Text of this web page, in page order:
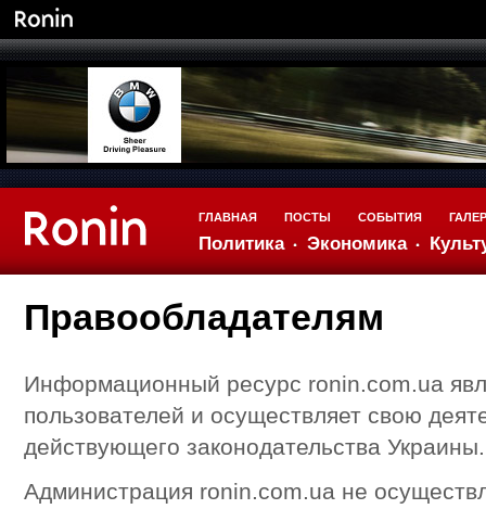
ГЛАВНАЯ
Политика Экономика
ПОСТЫ СОБЫТИЯ
Правообладателям
Информационный ресурс ronin.com.ua
пользователей и осуществляет свою
действующего законодательства Украины.
Администрация ronin.com.ua не